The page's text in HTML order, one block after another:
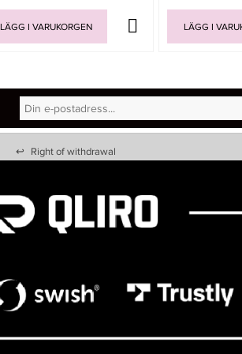
LÄGG I VARUKORGEN LÄGG I
↩ Right of withdrawal